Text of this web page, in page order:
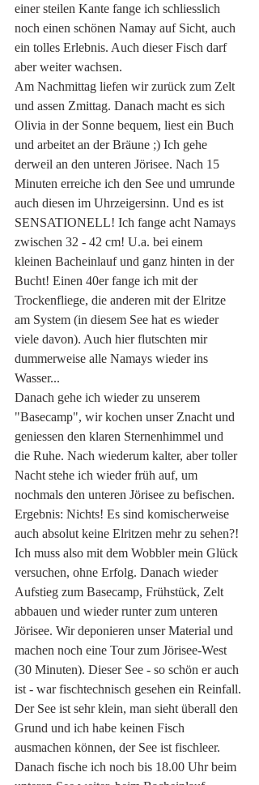
einer steilen Kante fange ich schliesslich
noch einen schönen Namay auf Sicht, auch
ein tolles Erlebnis. Auch dieser Fisch darf
aber weiter wachsen.
Am Nachmittag liefen wir zurück zum Zelt
und assen Zmittag. Danach macht es sich
Olivia in der Sonne bequem, liest ein Buch
und arbeitet an der Bräune ;) Ich gehe
derweil an den unteren Jörisee. Nach 15
Minuten erreiche ich den See und umrunde
auch diesen im Uhrzeigersinn. Und es ist
SENSATIONELL! Ich fange acht Namays
zwischen 32 - 42 cm! U.a. bei einem
kleinen Bacheinlauf und ganz hinten in der
Bucht! Einen 40er fange ich mit der
Trockenfliege, die anderen mit der Elritze
am System (in diesem See hat es wieder
viele davon). Auch hier flutschten mir
dummerweise alle Namays wieder ins
Wasser...
Danach gehe ich wieder zu unserem
"Basecamp", wir kochen unser Znacht und
geniessen den klaren Sternenhimmel und
die Ruhe. Nach wiederum kalter, aber toller
Nacht stehe ich wieder früh auf, um
nochmals den unteren Jörisee zu befischen.
Ergebnis: Nichts! Es sind komischerweise
auch absolut keine Elritzen mehr zu sehen?!
Ich muss also mit dem Wobbler mein Glück
versuchen, ohne Erfolg. Danach wieder
Aufstieg zum Basecamp, Frühstück, Zelt
abbauen und wieder runter zum unteren
Jörisee. Wir deponieren unser Material und
machen noch eine Tour zum Jörisee-West
(30 Minuten). Dieser See - so schön er auch
ist - war fischtechnisch gesehen ein Reinfall.
Der See ist sehr klein, man sieht überall den
Grund und ich habe keinen Fisch
ausmachen können, der See ist fischleer.
Danach fische ich noch bis 18.00 Uhr beim